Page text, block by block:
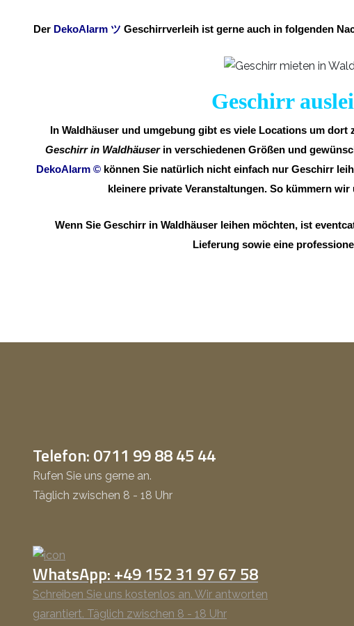
Der DekoAlarm ツ Geschirrverleih ist gerne auch in folgenden
Geschirr
In Waldhäuser und umgebung gibt es viele Locations um
Geschirr in Waldhäuserin verschiedenen Größen und
DekoAlarm © können Sie natürlich nicht einfach nur Geschirr
kleinere private Veranstaltungen. So kümmern
Wenn Sie Geschirr in Waldhäuser leihen möchten, ist
Lieferung sowie eine
Telefon: 0711 99 88 45 44
Rufen Sie uns gerne an.
Täglich zwischen 8 - 18 Uhr
WhatsApp: +49 152 31 97 67 58
Schreiben Sie uns kostenlos an. Wir antworten
garantiert. Täglich zwischen 8 - 18 Uhr